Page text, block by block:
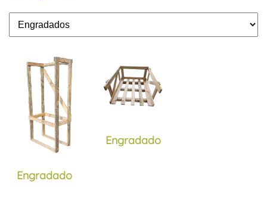
Engradado
Engradado